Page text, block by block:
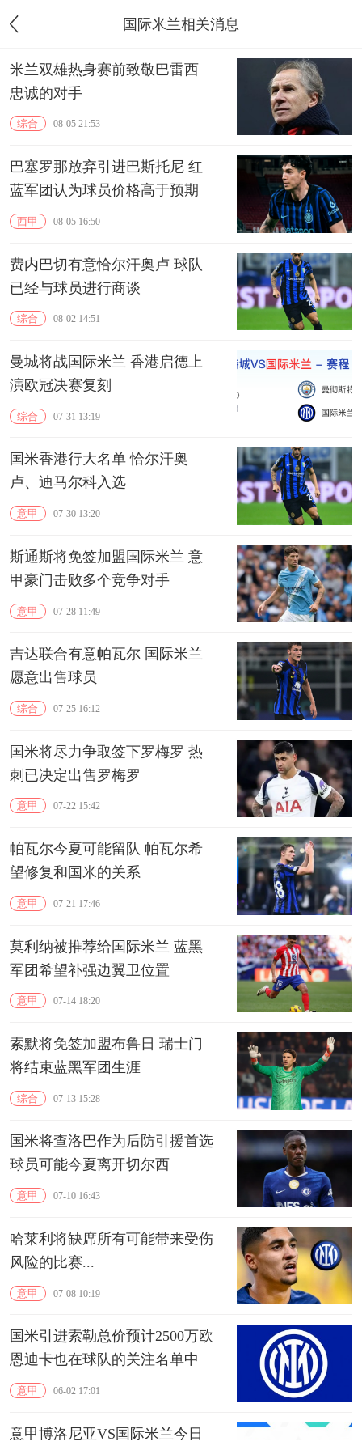
国际米兰相关消息
米兰双雄热身赛前致敬巴雷西
忠诚的对手
综合 08-05 21:53
巴塞罗那放弃引进巴斯托尼 红
蓝军团认为球员价格高于预期
西甲 08-05 16:50
费内巴切有意恰尔汗奥卢 球队
已经与球员进行商谈
综合 08-02 14:51
曼城将战国际米兰 香港启德上
演欧冠决赛复刻
综合 07-31 13:19
国米香港行大名单 恰尔汗奥
卢、迪马尔科入选
意甲 07-30 13:20
斯通斯将免签加盟国际米兰 意
甲豪门击败多个竞争对手
意甲 07-28 11:49
吉达联合有意帕瓦尔 国际米兰
愿意出售球员
综合 07-25 16:12
国米将尽力争取签下罗梅罗 热
刺已决定出售罗梅罗
意甲 07-22 15:42
帕瓦尔今夏可能留队 帕瓦尔希
望修复和国米的关系
意甲 07-21 17:46
莫利纳被推荐给国际米兰 蓝黑
军团希望补强边翼卫位置
意甲 07-14 18:20
索默将免签加盟布鲁日 瑞士门
将结束蓝黑军团生涯
综合 07-13 15:28
国米将查洛巴作为后防引援首选
球员可能今夏离开切尔西
意甲 07-10 16:43
哈莱利将‌缺席所有可能带来受伤
风险的比赛...
意甲 07-08 10:19
国米引进索勒总价预计2500万欧
恩迪卡也在球队的关注名单中
意甲 06-02 17:01
意甲博洛尼亚VS国际米兰今日